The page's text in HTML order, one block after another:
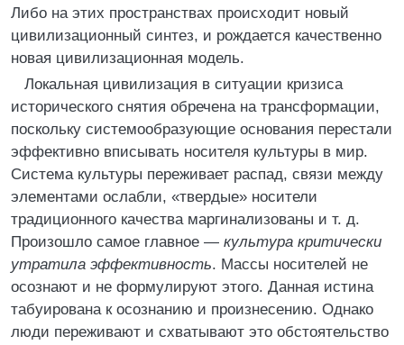
Либо на этих пространствах происходит новый
цивилизационный синтез, и рождается качественно
новая цивилизационная модель.
Локальная цивилизация в ситуации кризиса
исторического снятия обречена на трансформации,
поскольку системообразующие основания перестали
эффективно вписывать носителя культуры в мир.
Система культуры переживает распад, связи между
элементами ослабли, «твердые» носители
традиционного качества маргинализованы и т. д.
Произошло самое главное — культура критически
утратила эффективность. Массы носителей не
осознают и не формулируют этого. Данная истина
табуирована к осознанию и произнесению. Однако
люди переживают и схватывают это обстоятельство